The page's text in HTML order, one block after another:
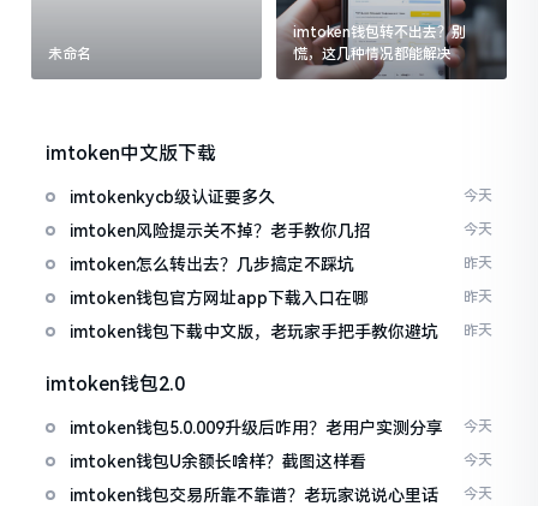
未命名
imtoken钱包转不出去？别
慌，这几种情况都能解决
imtoken中文版下载
imtokenkycb级认证要多久 今天
imtoken风险提示关不掉？老手教你几招 今天
imtoken怎么转出去？几步搞定不踩坑 昨天
imtoken钱包官方网址app下载入口在哪 昨天
imtoken钱包下载中文版，老玩家手把手教你避坑 昨天
imtoken钱包2.0
imtoken钱包5.0.009升级后咋用？老用户实测分享 今天
imtoken钱包U余额长啥样？截图这样看 今天
imtoken钱包交易所靠不靠谱？老玩家说说心里话 今天